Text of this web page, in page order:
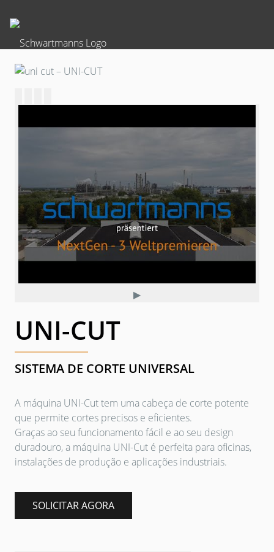
▶
UNI-CUT
SISTEMA DE CORTE UNIVERSAL
A máquina UNI-Cut tem uma cabeça de corte potente
que permite cortes precisos e eficientes.
Graças ao seu funcionamento fácil e ao seu design
duradouro, a máquina UNI-Cut é perfeita para oficinas,
instalações de produção e aplicações industriais.
SOLICITAR AGORA